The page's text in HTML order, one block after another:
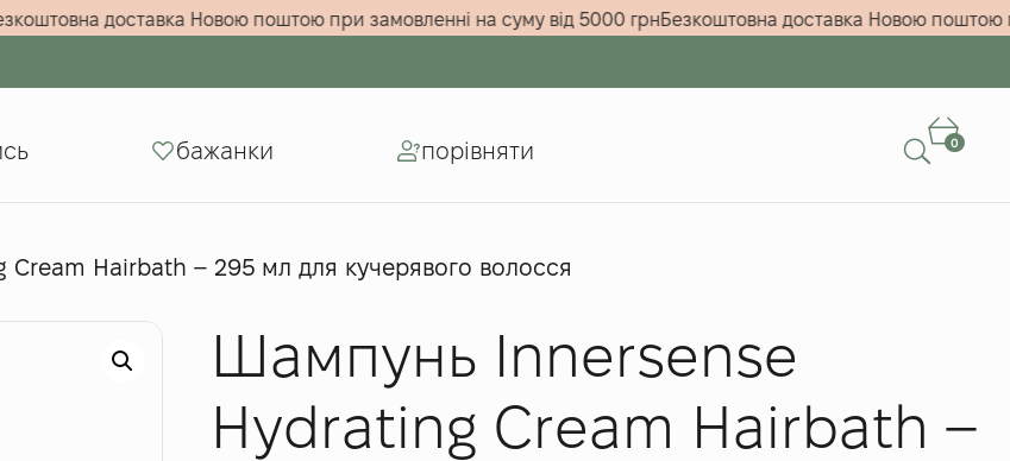
грнБезкоштовна доставка Новою поштою при замовленні на суму від 5000 грнБезкоштовна доставка Новою
бажанки порівняти 0
Hairbath – 295 мл для кучерявого волосся
Шампунь Innersense
Hydrating Cream Hairbath –